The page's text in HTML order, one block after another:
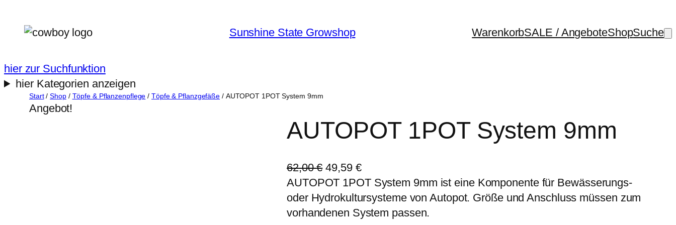
Inhalt
Sunshine State Growshop WarenkorbSALE / AngeboteShopSuche
hier zur Suchfunktion
hier Kategorien anzeigen
Start/Shop/ Töpfe & Pflanzenpflege /Töpfe & Pflanzgefäße / AUTOPOT 1POT System 9mm
Angebot!
AUTOPOT 1POT System 9mm
62,00€ U
r
s
p
49,59 €A
k
t
u
AUTOPOT 1POT System 9mm ist eine Komponente für Bewässerungs-
oder Hydrokultursysteme von Autopot. Größe und Anschluss müssen zum
vorhandenen System passen.